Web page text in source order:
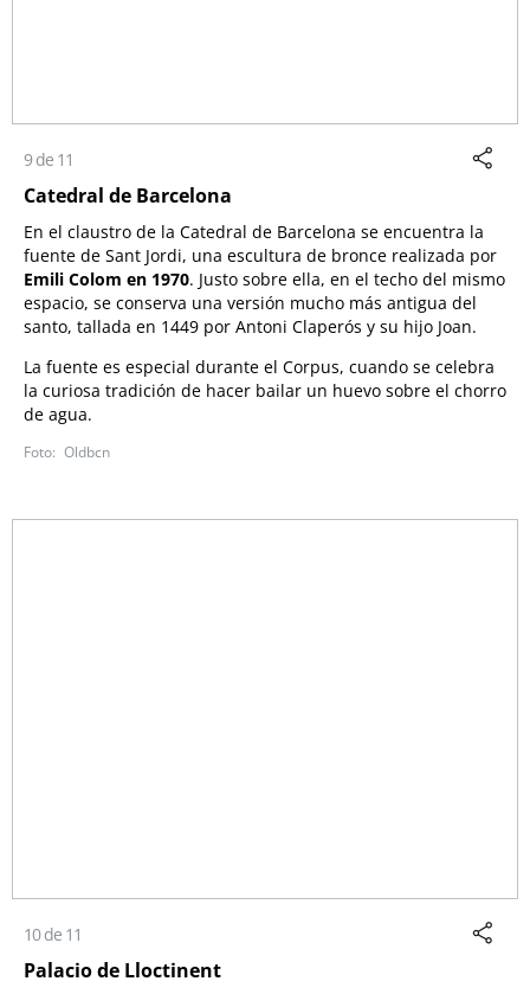
9 de 11
Catedral de Barcelona
En el claustro de la Catedral de Barcelona se encuentra la
fuente de Sant Jordi, una escultura de bronce realizada por
Emili Colom en 1970. Justo sobre ella, en el techo del mismo
espacio, se conserva una versión mucho más antigua del
santo, tallada en 1449 por Antoni Claperós y su hijo Joan.
La fuente es especial durante el Corpus, cuando se celebra
la curiosa tradición de hacer bailar un huevo sobre el chorro
de agua.
Oldbcn
10 de 11
Palacio de Lloctinent